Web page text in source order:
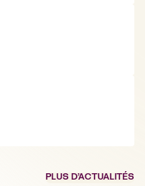
PLUS D’ACTUALITÉS